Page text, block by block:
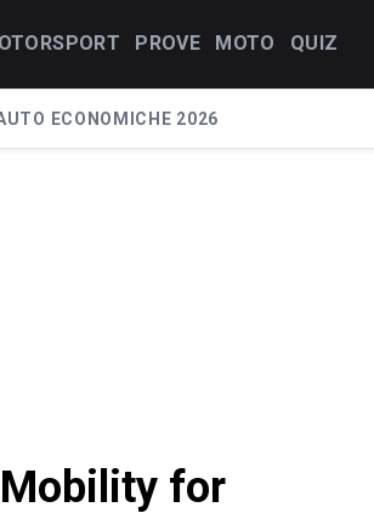
PROVE MOTO QUIZ
ECONOMICHE 2026
Mobility for